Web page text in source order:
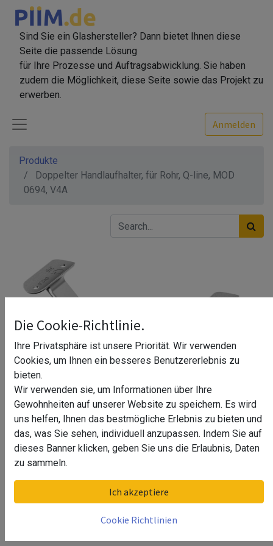
Sind Sie ein Glashersteller? Dann bietet Ihnen diese
Seite die passende Lösung
für Ihre Prozesse und Auftragsabwicklung. Sie haben
zudem die Möglichkeit, diese Seite sowie das Projekt zu
erwerben.
Anmelden
Produkte
Doppelter Handlaufhalter, für Rohr, Q-line, MOD
0694, V4A
Doppelter Handlaufhalter, für Rohr,
Q-line, MOD 0694, V4A
Die Cookie-Richtlinie.
Ihre Privatsphäre ist unsere Priorität. Wir verwenden
Cookies, um Ihnen ein besseres Benutzererlebnis zu
bieten.
Wir verwenden sie, um Informationen über Ihre
Gewohnheiten auf unserer Website zu speichern. Es wird
uns helfen, Ihnen das bestmögliche Erlebnis zu bieten und
das, was Sie sehen, individuell anzupassen. Indem Sie auf
dieses Banner klicken, geben Sie uns die Erlaubnis, Daten
zu sammeln.
Ich akzeptiere
Cookie Richtlinien